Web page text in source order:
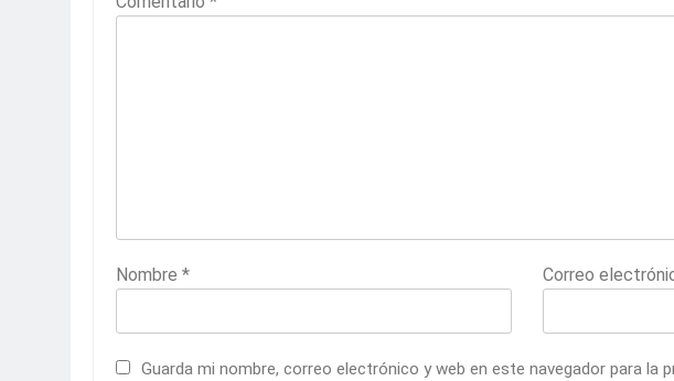
Nombre * Correo
Guarda mi nombre, correo electrónico y web en este navegador para la